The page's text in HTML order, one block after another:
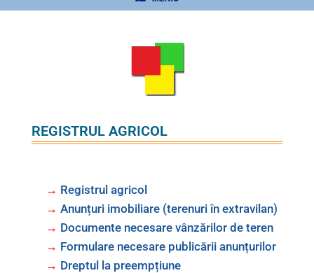
REGISTRUL AGRICOL
→ Registrul agricol
→ Anunțuri imobiliare (terenuri în extravilan)
→ Documente necesare vânzărilor de teren
→ Formulare necesare publicării anunțurilor
→ Dreptul la preempțiune